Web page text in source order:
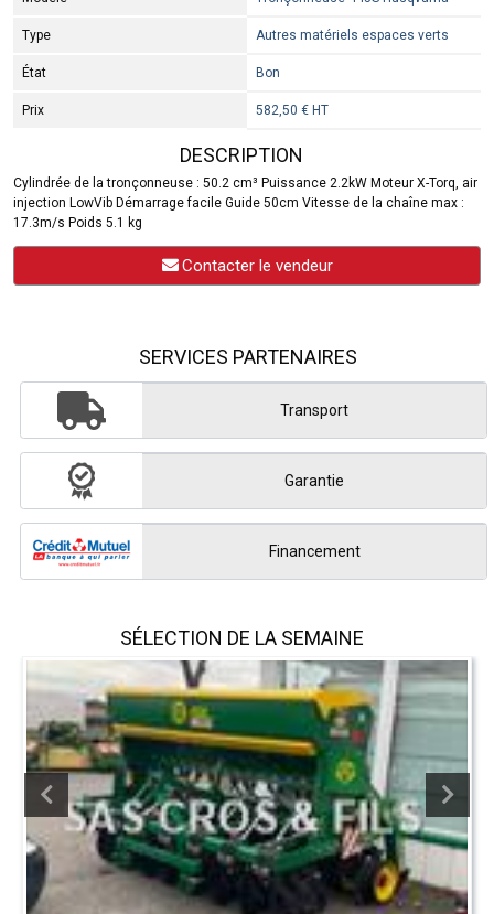
Type Autres matériels espaces verts
État Bon
Prix 582,50 € HT
DESCRIPTION
Cylindrée de la tronçonneuse : 50.2 cm³ Puissance 2.2kW Moteur X-Torq, air
injection LowVib Démarrage facile Guide 50cm Vitesse de la chaîne max :
17.3m/s Poids 5.1 kg
Contacter le vendeur
SERVICES PARTENAIRES
Transport
Garantie
Financement
SÉLECTION DE LA SEMAINE